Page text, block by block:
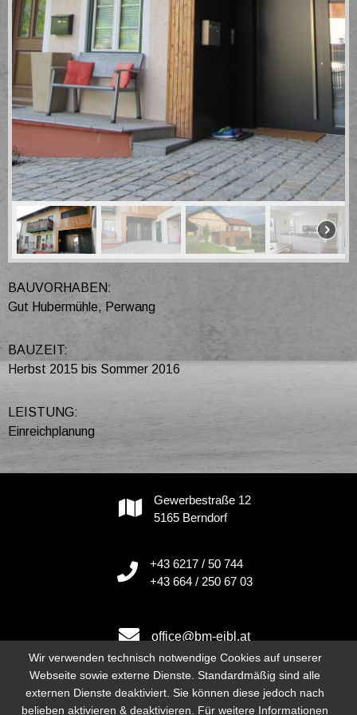
BAUVORHABEN:
Gut Hubermühle, Perwang
BAUZEIT:
Herbst 2015 bis Sommer 2016
LEISTUNG:
Einreichplanung
Gewerbestraße 12
5165 Berndorf
+43 6217 / 50 744
+43 664 / 250 67 03
office@bm-eibl.at
Instagram
Wir verwenden technisch notwendige Cookies auf unserer
Webseite sowie externe Dienste. Standardmäßig sind alle
externen Dienste deaktiviert. Sie können diese jedoch nach
belieben aktivieren & deaktivieren. Für weitere Informationen